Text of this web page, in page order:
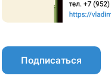
Подписаться